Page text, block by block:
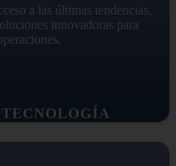
a las últimas tendencias,
innovadoras para